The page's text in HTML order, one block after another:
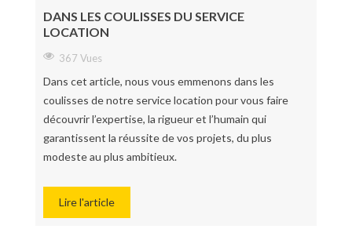
DANS LES COULISSES DU SERVICE
LOCATION
367 Vues
Dans cet article, nous vous emmenons dans les
coulisses de notre service location pour vous faire
découvrir l’expertise, la rigueur et l’humain qui
garantissent la réussite de vos projets, du plus
modeste au plus ambitieux.
Lire l'article